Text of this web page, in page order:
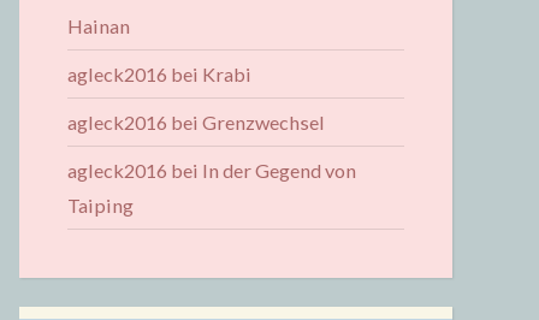
Hainan
agleck2016 bei Krabi
agleck2016 bei Grenzwechsel
agleck2016 bei In der Gegend von
Taiping